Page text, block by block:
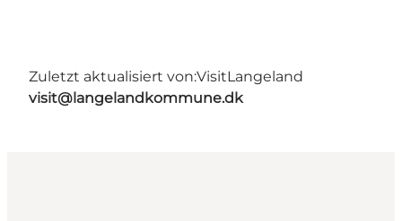
Zuletzt aktualisiert von:VisitLangeland
visit@langelandkommune.dk